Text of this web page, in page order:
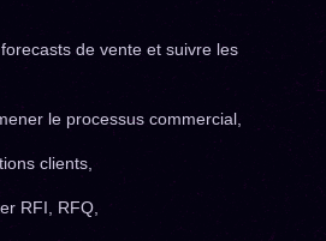
de vente et suivre les
le processus commercial,
clients,
RFI, RFQ,